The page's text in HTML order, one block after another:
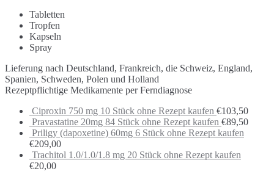
Tabletten
Tropfen
Kapseln
Spray
Lieferung nach Deutschland, Frankreich, die Schweiz, England,
Spanien, Schweden, Polen und Holland
Rezeptpflichtige Medikamente per Ferndiagnose
Ciproxin 750 mg 10 Stück ohne Rezept kaufen €103,50
Pravastatine 20mg 84 Stück ohne Rezept kaufen €89,50
Priligy (dapoxetine) 60mg 6 Stück ohne Rezept kaufen
€209,00
Trachitol 1.0/1.0/1.8 mg 20 Stück ohne Rezept kaufen
€20,00